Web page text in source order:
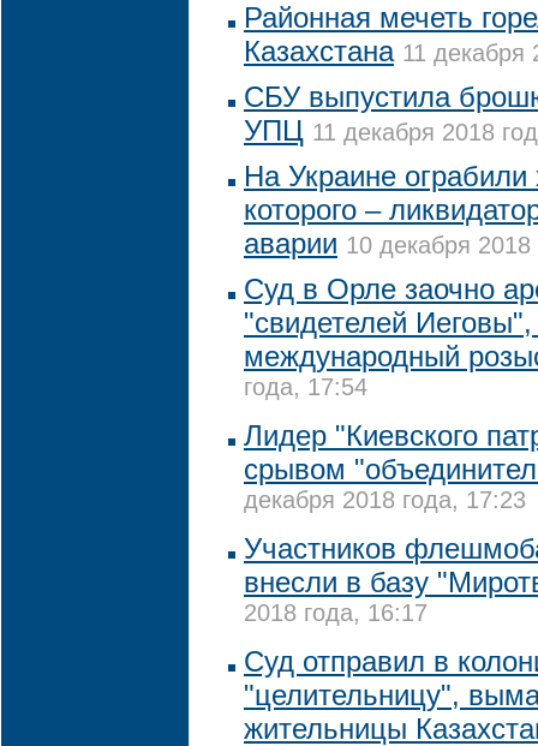
Районная мечеть
Казахстана 11 декабря
СБУ выпустила
УПЦ 11 декабря 2018
На Украине
которого –
аварии 10 декабря 2018
Суд в Орле заочно
"свидетелей
международный
года, 17:54
Лидер "Киевского
срывом
декабря 2018 года, 17:23
Участников
внесли в базу
2018 года, 16:17
Суд отправил в
"целительницу",
жительницы